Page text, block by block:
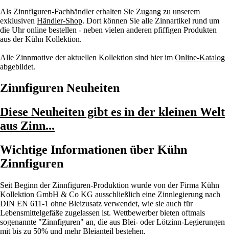
Als Zinnfiguren-Fachhändler erhalten Sie Zugang zu unserem
exklusiven Händler-Shop. Dort können Sie alle Zinnartikel rund um
die Uhr online bestellen - neben vielen anderen pfiffigen Produkten
aus der Kühn Kollektion.
Alle Zinnmotive der aktuellen Kollektion sind hier im Online-Katalog
abgebildet.
Zinnfiguren Neuheiten
Diese Neuheiten gibt es in der kleinen Welt
aus Zinn...
Wichtige Informationen über Kühn
Zinnfiguren
Seit Beginn der Zinnfiguren-Produktion wurde von der Firma Kühn
Kollektion GmbH & Co KG ausschließlich eine Zinnlegierung nach
DIN EN 611-1 ohne Bleizusatz verwendet, wie sie auch für
Lebensmittelgefäße zugelassen ist. Wettbewerber bieten oftmals
sogenannte "Zinnfiguren" an, die aus Blei- oder Lötzinn-Legierungen
mit bis zu 50% und mehr Bleianteil bestehen.